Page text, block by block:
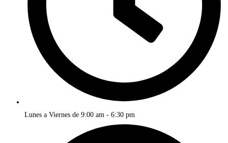
Lunes a Viernes de 9:00 am - 6:30 pm